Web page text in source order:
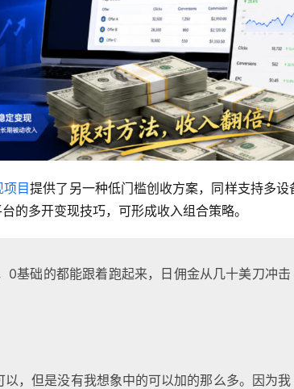
项目提供了另一种低门槛创收方案，同样支持多设
的多开变现技巧，可形成收入组合策略。
0基础的都能跟着跑起来，日佣金从几十美刀冲击
，但是没有我想象中的可以加的那么多。因为我